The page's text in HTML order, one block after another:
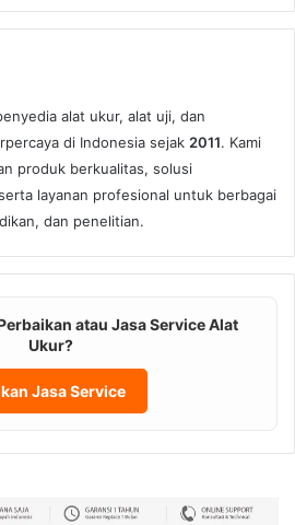
alat ukur, alat uji, dan
di Indonesia sejak 2011. Kami
produk berkualitas, solusi
layanan profesional untuk berbagai
dan penelitian.
atau Jasa Service Alat
Ukur?
Jasa Service